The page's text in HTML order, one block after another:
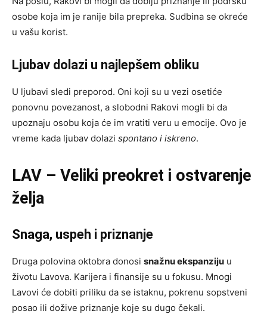
osobe koja im je ranije bila prepreka. Sudbina se okreće
u vašu korist.
Ljubav dolazi u najlepšem obliku
U ljubavi sledi preporod. Oni koji su u vezi osetiće
ponovnu povezanost, a slobodni Rakovi mogli bi da
upoznaju osobu koja će im vratiti veru u emocije. Ovo je
vreme kada ljubav dolazi spontano i iskreno.
LAV – Veliki preokret i ostvarenje
želja
Snaga, uspeh i priznanje
Druga polovina oktobra donosi snažnu ekspanziju u
životu Lavova. Karijera i finansije su u fokusu. Mnogi
Lavovi će dobiti priliku da se istaknu, pokrenu sopstveni
posao ili dožive priznanje koje su dugo čekali.